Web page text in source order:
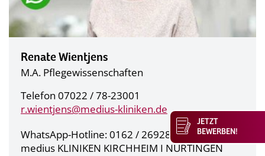
Renate Wientjens
M.A. Pflegewissenschaften
Telefon 07022 / 78-23001
r.wientjens@medius-kliniken.de
WhatsApp-Hotline: 0162 / 2692818
medius KLINIKEN KIRCHHEIM I NÜRTINGEN
JETZT
BEWERBEN!